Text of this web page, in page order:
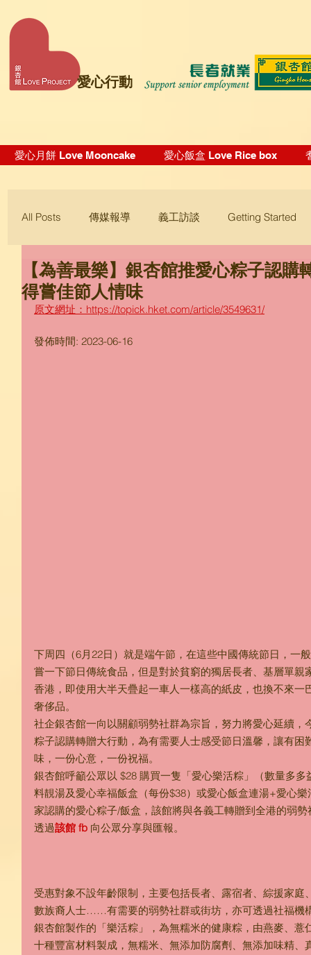
愛心行動
愛心月餅 Love Mooncake 愛心飯盒 Love Rice box
All Posts 傳媒報導 義工訪談 Getting Started
Blogging Tips
【為善最樂】銀杏館推愛心粽子認
得嘗佳節人情味
原文網址：https://topick.hket.com/article/3549631/
發佈時間: 2023-06-16
下周四（6月22日）就是端午節，在這些中國傳統節日，一
嘗一下節日傳統食品，但是對於貧窮的獨居長者、基層單親
香港，即使用大半天疊起一車人一樣高的紙皮，也換不來一
奢侈品。
社企銀杏館一向以關顧弱勢社群為宗旨，努力將愛心延續，
粽子認購轉贈大行動，為有需要人士感受節日溫馨，讓有困
味，一份心意，一份祝福。
銀杏館呼籲公眾以 $28 購買一隻「愛心樂活粽」（數量多
料靚湯及愛心幸福飯盒（每份$38）或愛心飯盒連湯+愛心
家認購的愛心粽子/飯盒，該館將與各義工轉贈到全港的弱
透過該館 fb 向公眾分享與匯報。
受惠對象不設年齡限制，主要包括長者、露宿者、綜援家
數族裔人士……有需要的弱勢社群或街坊，亦可透過社福機
銀杏館製作的「樂活粽」，為無糯米的健康粽，由燕麥、薏
十種豐富材料製成，無糯米、無添加防腐劑、無添加味精、